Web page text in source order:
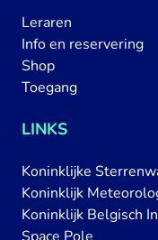
Leraren
Info en reservering
Shop
Toegang
LINKS
Koninklijke
Koninklijk
Koninklijk Belgisch